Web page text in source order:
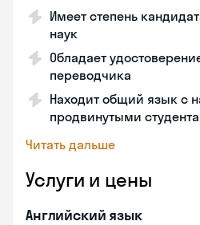
Имеет степень
наук
Обладает
переводчика
Находит общий язык с
продвинутыми
Читать дальше
Услуги и цены
Английский язык